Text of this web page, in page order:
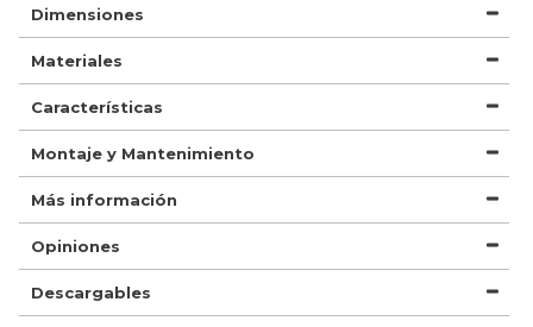
Dimensiones
Materiales
Características
Montaje y Mantenimiento
Más información
Opiniones
Descargables